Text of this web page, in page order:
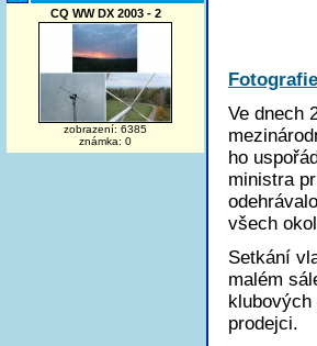
CQ WW DX 2003 - 2
zobrazení: 6385
známka: 0
Ve dnech
ho
ministra
všech
Setkání
malém
prodejci.